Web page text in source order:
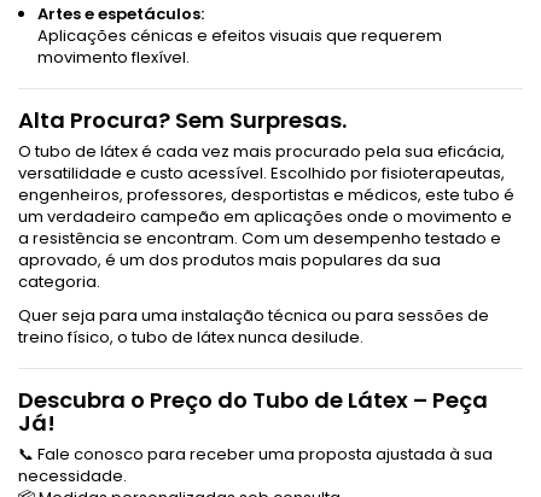
Artes e espetáculos:
Aplicações cénicas e efeitos visuais que requerem
movimento flexível.
Alta Procura? Sem Surpresas.
O tubo de látex é cada vez mais procurado pela sua eficácia,
versatilidade e custo acessível. Escolhido por fisioterapeutas,
engenheiros, professores, desportistas e médicos, este tubo é
um verdadeiro campeão em aplicações onde o movimento e
a resistência se encontram. Com um desempenho testado e
aprovado, é um dos produtos mais populares da sua
categoria.
Quer seja para uma instalação técnica ou para sessões de
treino físico, o tubo de látex nunca desilude.
Descubra o Preço do Tubo de Látex – Peça
Já!
📞 Fale conosco para receber uma proposta ajustada à sua
necessidade.